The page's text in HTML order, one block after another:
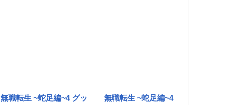
無職転生 ~蛇足編~4 グッ
無職転生 ~蛇足編~4